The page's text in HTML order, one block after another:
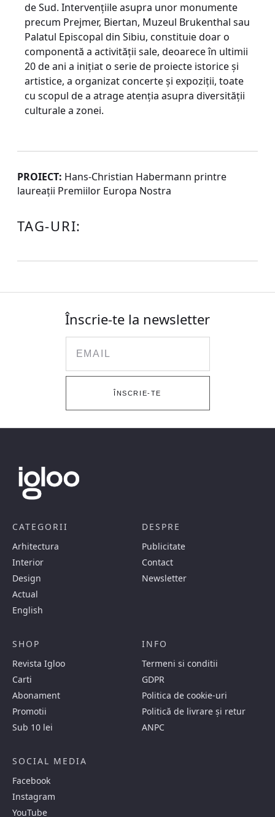
de Sud. Intervenţiile asupra unor monumente
precum Prejmer, Biertan, Muzeul Brukenthal sau
Palatul Episcopal din Sibiu, constituie doar o
componentă a activităţii sale, deoarece în ultimii
20 de ani a iniţiat o serie de proiecte istorice şi
artistice, a organizat concerte şi expoziţii, toate
cu scopul de a atrage atenţia asupra diversităţii
culturale a zonei.
PROIECT: Hans-Christian Habermann printre
laureaţii Premiilor Europa Nostra
TAG-URI:
Înscrie-te la newsletter
ÎNSCRIE-TE
CATEGORII
Arhitectura
Interior
Design
Actual
English
DESPRE
Publicitate
Contact
Newsletter
SHOP
Revista Igloo
Carti
Abonament
Promotii
Sub 10 lei
INFO
Termeni si conditii
GDPR
Politica de cookie-uri
Politică de livrare și retur
ANPC
SOCIAL MEDIA
Facebook
Instagram
YouTube